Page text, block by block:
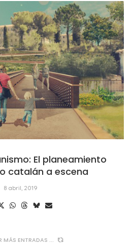
El planeamiento
catalán a escena
8 abril, 2019
MÁS ENTRADAS